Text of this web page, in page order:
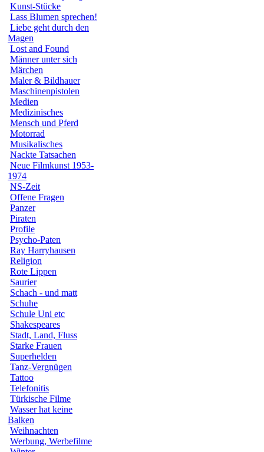
Kunst-Stücke
Lass Blumen sprechen!
Liebe geht durch den
Magen
Lost and Found
Männer unter sich
Märchen
Maler & Bildhauer
Maschinenpistolen
Medien
Medizinisches
Mensch und Pferd
Motorrad
Musikalisches
Nackte Tatsachen
Neue Filmkunst 1953-
1974
NS-Zeit
Offene Fragen
Panzer
Piraten
Profile
Psycho-Paten
Ray Harryhausen
Religion
Rote Lippen
Saurier
Schach - und matt
Schuhe
Schule Uni etc
Shakespeares
Stadt, Land, Fluss
Starke Frauen
Superhelden
Tanz-Vergnügen
Tattoo
Telefonitis
Türkische Filme
Wasser hat keine
Balken
Weihnachten
Werbung, Werbefilme